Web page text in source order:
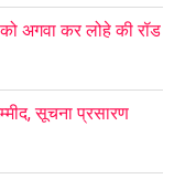
अगवा कर लोहे की रॉड
सूचना प्रसारण